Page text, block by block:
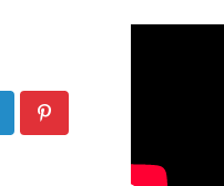
Pinterest